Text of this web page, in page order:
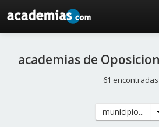
blog
iniciar sesión / registro de centros
academias de
61 encontradas
municipio...